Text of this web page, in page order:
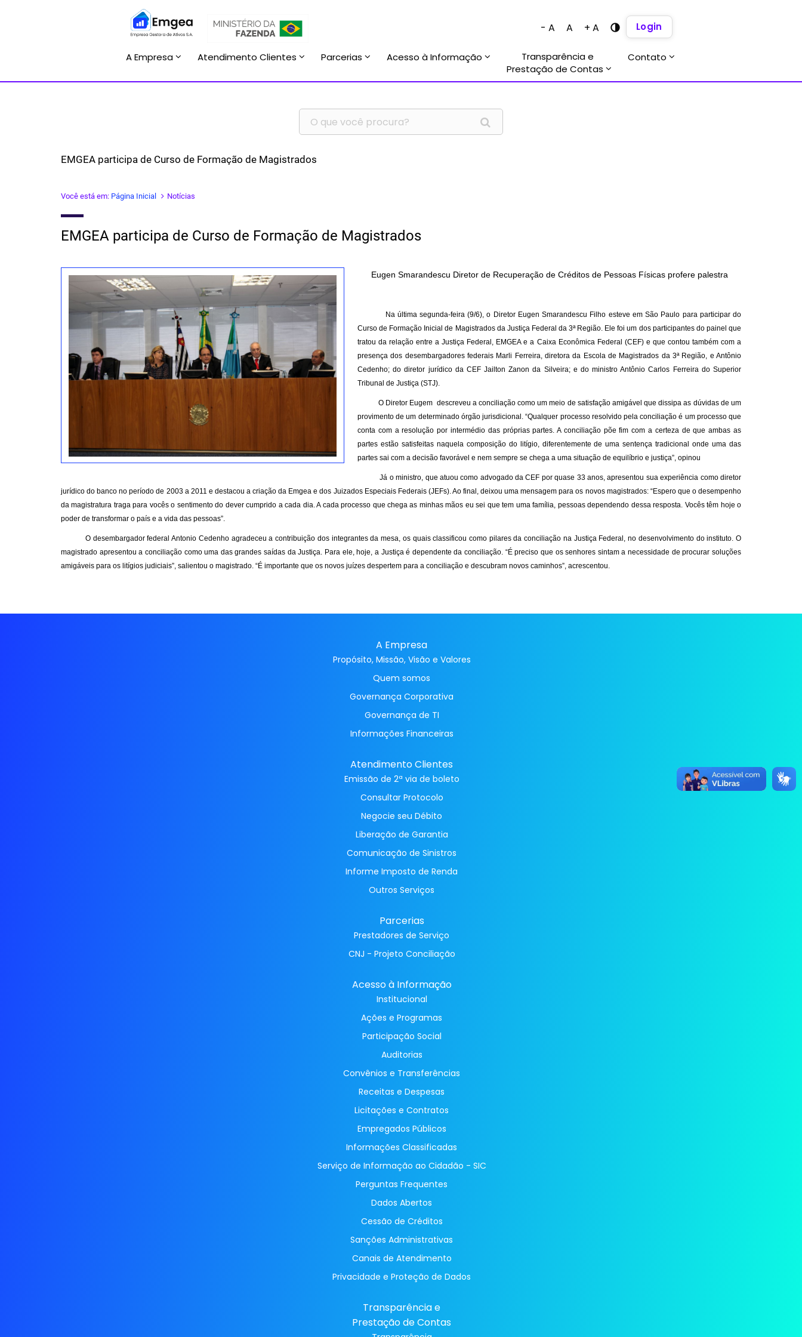
A Empresa Atendimento Clientes Parcerias Acesso à Informação
Transparência e
Prestação de Contas
Contato
- A A + A Login
EMGEA participa de Curso de Formação de Magistrados
Você está em: Página Inicial Notícias
EMGEA participa de Curso de Formação de Magistrados
Eugen Smarandescu Diretor de Recuperação de Créditos de Pessoas Físicas profere palestra
Na última segunda-feira (9/6), o Diretor Eugen Smarandescu Filho esteve em São Paulo para participar do
Curso de Formação Inicial de Magistrados da Justiça Federal da 3ª Região. Ele foi um dos participantes do painel que
tratou da relação entre a Justiça Federal, EMGEA e a Caixa Econômica Federal (CEF) e que contou também com a
presença dos desembargadores federais Marli Ferreira, diretora da Escola de Magistrados da 3ª Região, e Antônio
Cedenho; do diretor jurídico da CEF Jailton Zanon da Silveira; e do ministro Antônio Carlos Ferreira do Superior
Tribunal de Justiça (STJ).
O Diretor Eugem descreveu a conciliação como um meio de satisfação amigável que dissipa as dúvidas de um
provimento de um determinado órgão jurisdicional. “Qualquer processo resolvido pela conciliação é um processo que
conta com a resolução por intermédio das próprias partes. A conciliação põe fim com a certeza de que ambas as
partes estão satisfeitas naquela composição do litígio, diferentemente de uma sentença tradicional onde uma das
partes sai com a decisão favorável e nem sempre se chega a uma situação de equilíbrio e justiça”, opinou
Já o ministro, que atuou como advogado da CEF por quase 33 anos, apresentou sua experiência como diretor
jurídico do banco no período de 2003 a 2011 e destacou a criação da Emgea e dos Juizados Especiais Federais (JEFs). Ao final, deixou uma mensagem para os novos magistrados: “Espero que o desempenho
da magistratura traga para vocês o sentimento do dever cumprido a cada dia. A cada processo que chega as minhas mãos eu sei que tem uma família, pessoas dependendo dessa resposta. Vocês têm hoje o
poder de transformar o país e a vida das pessoas”.
O desembargador federal Antonio Cedenho agradeceu a contribuição dos integrantes da mesa, os quais classificou como pilares da conciliação na Justiça Federal, no desenvolvimento do instituto. O
magistrado apresentou a conciliação como uma das grandes saídas da Justiça. Para ele, hoje, a Justiça é dependente da conciliação. “É preciso que os senhores sintam a necessidade de procurar soluções
amigáveis para os litígios judiciais”, salientou o magistrado. “É importante que os novos juízes despertem para a conciliação e descubram novos caminhos”, acrescentou.
A Empresa
Propósito, Missão, Visão e Valores
Quem somos
Governança Corporativa
Governança de TI
Informações Financeiras
Atendimento Clientes
Emissão de 2ª via de boleto
Consultar Protocolo
Negocie seu Débito
Liberação de Garantia
Comunicação de Sinistros
Informe Imposto de Renda
Outros Serviços
Parcerias
Prestadores de Serviço
CNJ - Projeto Conciliação
Acesso à Informação
Institucional
Ações e Programas
Participação Social
Auditorias
Convênios e Transferências
Receitas e Despesas
Licitações e Contratos
Empregados Públicos
Informações Classificadas
Serviço de Informação ao Cidadão - SIC
Perguntas Frequentes
Dados Abertos
Cessão de Créditos
Sanções Administrativas
Canais de Atendimento
Privacidade e Proteção de Dados
Transparência e
Prestação de Contas